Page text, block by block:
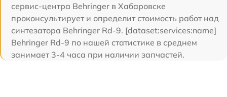
сервис-центра Behringer в Хабаровске
проконсультирует и определит стоимость работ над
синтезатора Behringer Rd-9. [dataset:services:name]
Behringer Rd-9 по нашей статистике в среднем
занимает 3-4 часа при наличии запчастей.